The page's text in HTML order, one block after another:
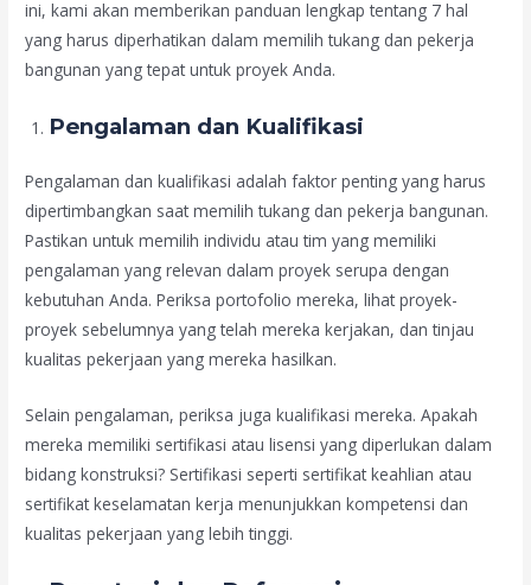
ini, kami akan memberikan panduan lengkap tentang 7 hal
yang harus diperhatikan dalam memilih tukang dan pekerja
bangunan yang tepat untuk proyek Anda.
Pengalaman dan Kualifikasi
Pengalaman dan kualifikasi adalah faktor penting yang harus
dipertimbangkan saat memilih tukang dan pekerja bangunan.
Pastikan untuk memilih individu atau tim yang memiliki
pengalaman yang relevan dalam proyek serupa dengan
kebutuhan Anda. Periksa portofolio mereka, lihat proyek-
proyek sebelumnya yang telah mereka kerjakan, dan tinjau
kualitas pekerjaan yang mereka hasilkan.
Selain pengalaman, periksa juga kualifikasi mereka. Apakah
mereka memiliki sertifikasi atau lisensi yang diperlukan dalam
bidang konstruksi? Sertifikasi seperti sertifikat keahlian atau
sertifikat keselamatan kerja menunjukkan kompetensi dan
kualitas pekerjaan yang lebih tinggi.